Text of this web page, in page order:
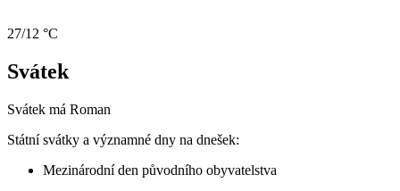
27/12 °C
Svátek
Svátek má Roman
Státní svátky a významné dny na dnešek:
Mezinárodní den původního obyvatelstva